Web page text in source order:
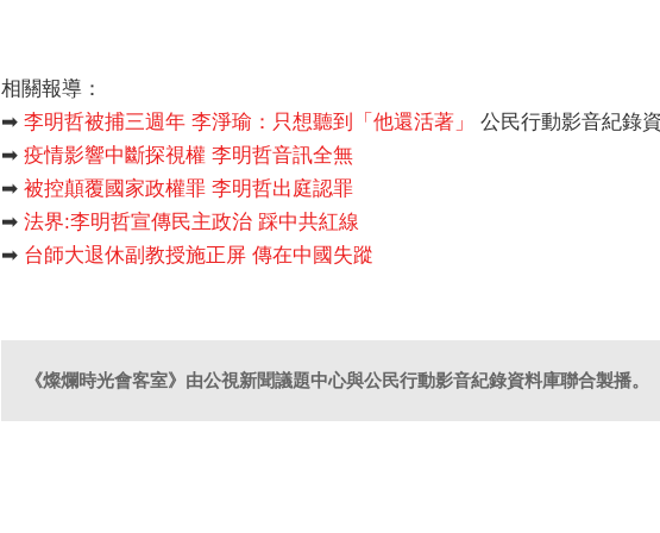
相關報導：
➡ 李明哲被捕三週年 李淨瑜：只想聽到「他還活著」
公民行動影音紀錄
➡ 疫情影響中斷探視權 李明哲音訊全無
➡ 被控顛覆國家政權罪 李明哲出庭認罪
➡ 法界:李明哲宣傳民主政治 踩中共紅線
➡ 台師大退休副教授施正屏 傳在中國失蹤
《燦爛時光會客室》由公視新聞議題中心與公民行動影音紀錄資料庫聯合製播。